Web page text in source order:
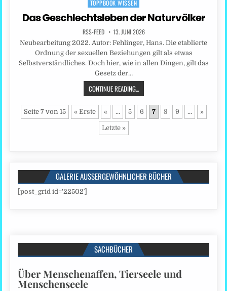
TOPPBOOK WISSEN
Das Geschlechtsleben der Naturvölker
RSS-FEED 13. JUNI 2026
Neubearbeitung 2022. Autor: Fehlinger, Hans. Die etablierte
Ordnung der sexuellen Beziehungen gilt als etwas
Selbstverständliches. Doch hier, wie in allen Dingen, gilt das
Gesetz der…
CONTINUE READING...
Seite 7 von 15 « Erste « ... 5 6 7 8 9 ... »
Letzte »
GALERIE AUSSERGEWÖHNLICHER BÜCHER
[post_grid id=’22502′]
SACHBÜCHER
Über Menschenaffen, Tierseele und
Menschenseele